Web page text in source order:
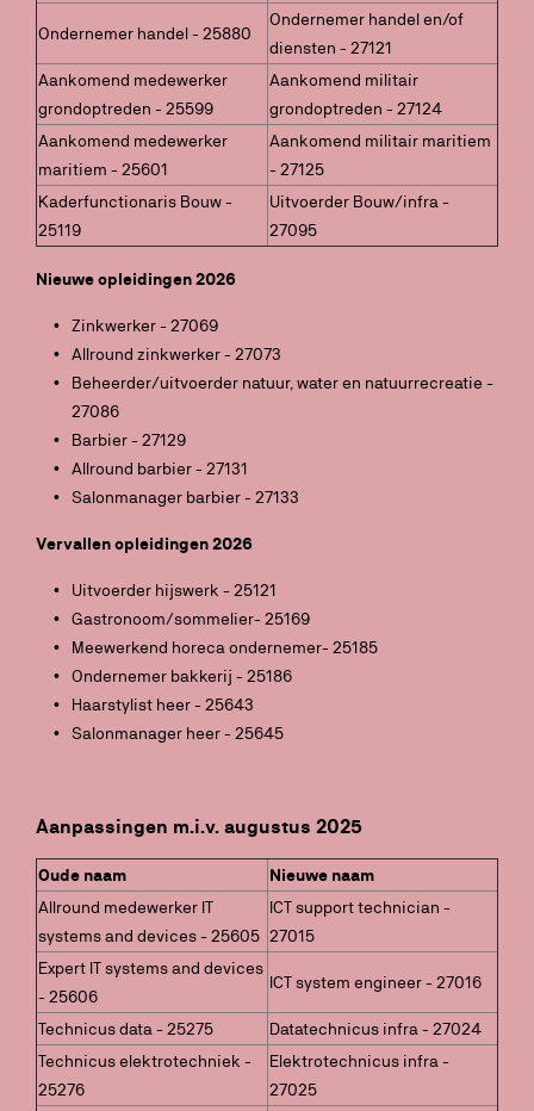
Ondernemer handel - 25880
Ondernemer handel en/of
diensten - 27121
Aankomend medewerker
grondoptreden - 25599
Aankomend militair
grondoptreden - 27124
Aankomend medewerker
maritiem - 25601
Aankomend militair maritiem
- 27125
Kaderfunctionaris Bouw -
25119
Uitvoerder Bouw/infra -
27095
Nieuwe opleidingen 2026
Zinkwerker - 27069
Allround zinkwerker - 27073
Beheerder/uitvoerder natuur, water en natuurrecreatie -
27086
Barbier - 27129
Allround barbier - 27131
Salonmanager barbier - 27133
Vervallen opleidingen 2026
Uitvoerder hijswerk - 25121
Gastronoom/sommelier- 25169
Meewerkend horeca ondernemer- 25185
Ondernemer bakkerij - 25186
Haarstylist heer - 25643
Salonmanager heer - 25645
Aanpassingen m.i.v. augustus 2025
Oude naam
Nieuwe naam
Allround medewerker IT
systems and devices - 25605
ICT support technician -
27015
Expert IT systems and devices
- 25606
ICT system engineer - 27016
Technicus data - 25275
Datatechnicus infra - 27024
Technicus elektrotechniek -
25276
Elektrotechnicus infra -
27025